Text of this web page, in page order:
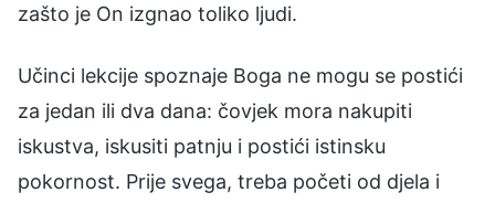
zašto je On izgnao toliko ljudi.
Učinci lekcije spoznaje Boga ne mogu se postići
za jedan ili dva dana: čovjek mora nakupiti
iskustva, iskusiti patnju i postići istinsku
pokornost. Prije svega, treba početi od djela i